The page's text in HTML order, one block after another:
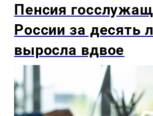
Пенсия
России за десять
выросла вдвое